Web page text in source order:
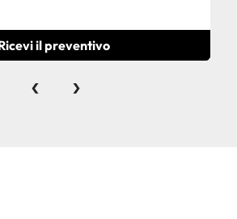
il preventivo
‹ ›